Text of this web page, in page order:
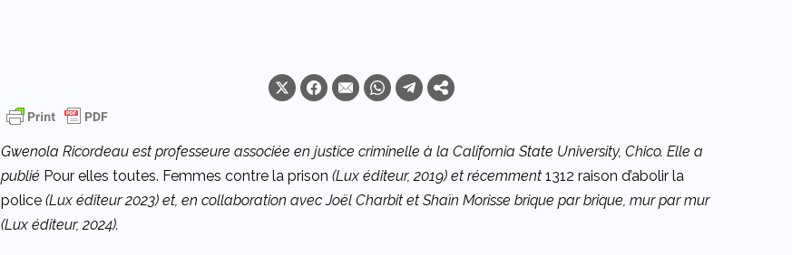
Gwenola Ricordeau est professeure associée en justice criminelle à la California State University, Chico. Elle a
publié Pour elles toutes. Femmes contre la prison (Lux éditeur, 2019) et récemment 1312 raison d’abolir la
police (Lux éditeur 2023) et, en collaboration avec Joël Charbit et Shaïn Morisse brique par brique, mur par mur
(Lux éditeur, 2024).